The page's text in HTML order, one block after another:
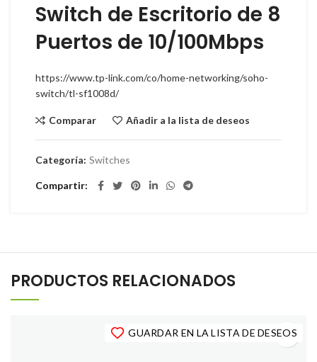
Switch de Escritorio de 8
Puertos de 10/100Mbps
https://www.tp-link.com/co/home-networking/soho-
switch/tl-sf1008d/
Comparar Añadir a la lista de deseos
Categoría: Switches
Compartir
PRODUCTOS RELACIONADOS
GUARDAR EN LA LISTA DE DESEOS